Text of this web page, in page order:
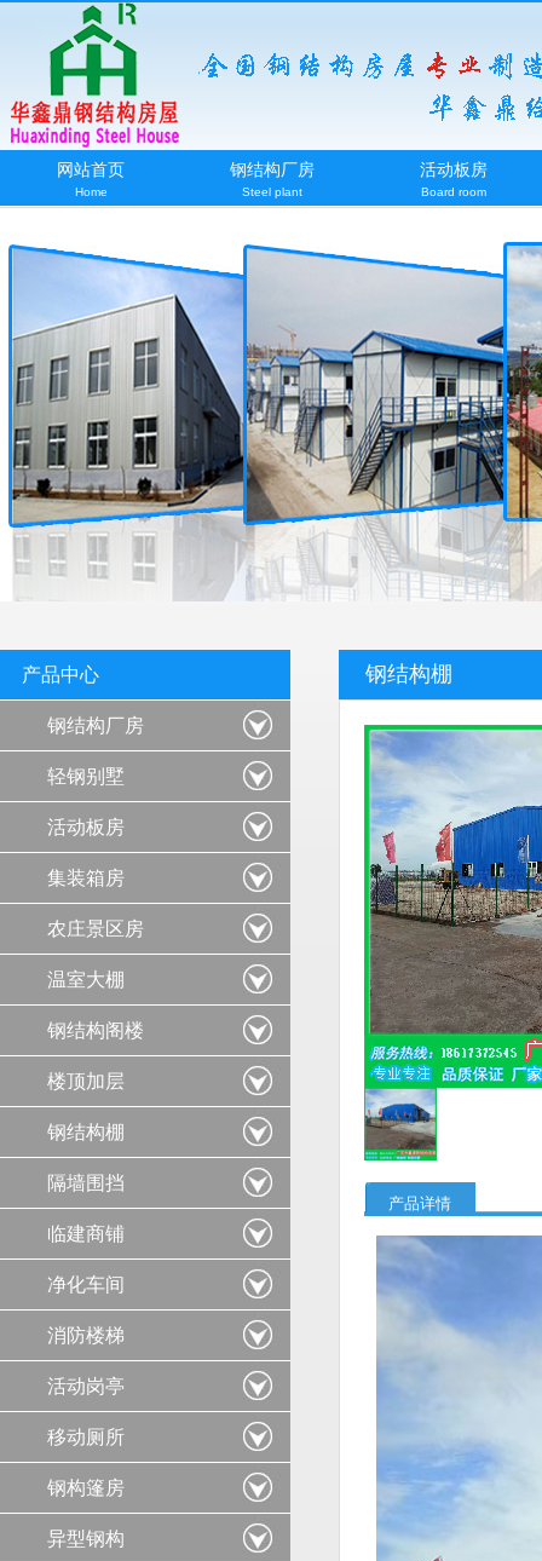
网站首页
Home
钢结构厂房
Steel plant
活动板房
Board room
钢结构棚
产品详情
产品中心
钢结构厂房
轻钢别墅
活动板房
集装箱房
农庄景区房
温室大棚
钢结构阁楼
楼顶加层
钢结构棚
隔墙围挡
临建商铺
净化车间
消防楼梯
活动岗亭
移动厕所
钢构篷房
异型钢构